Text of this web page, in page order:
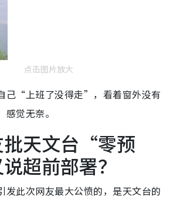
点击图片放大
己“上班了没得走”，看着窗外没有
觉无奈。
批天文台“零预
超前部署？
发此次网友最大公愤的，是天文台的